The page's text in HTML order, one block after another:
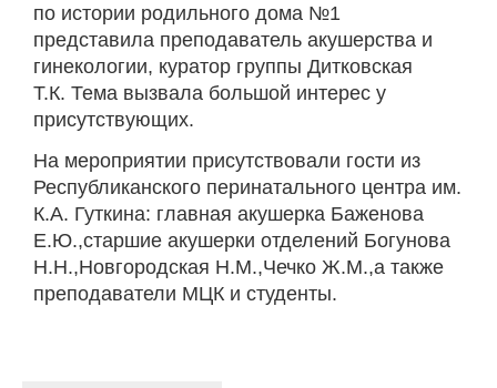
по истории родильного дома №1
представила преподаватель акушерства и
гинекологии, куратор группы Дитковская
Т.К. Тема вызвала большой интерес у
присутствующих.
На мероприятии присутствовали гости из
Республиканского перинатального центра им.
К.А. Гуткина: главная акушерка Баженова
Е.Ю.,старшие акушерки отделений Богунова
Н.Н.,Новгородская Н.М.,Чечко Ж.М.,а также
преподаватели МЦК и студенты.